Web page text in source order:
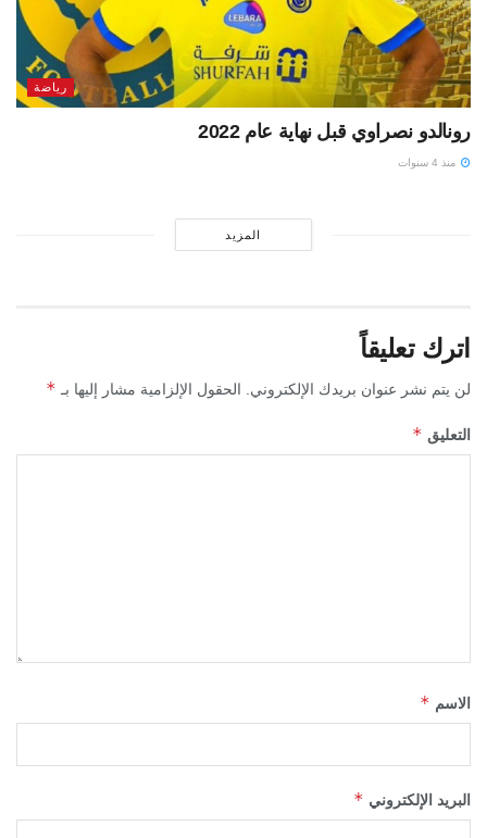
رياضة
رونالدو نصراوي قبل نهاية عام 2022
منذ 4 سنوات
المزيد
اترك تعليقاً
لن يتم نشر عنوان بريدك الإلكتروني. الحقول الإلزامية مشار إليها بـ *
التعليق *
الاسم *
البريد الإلكتروني *